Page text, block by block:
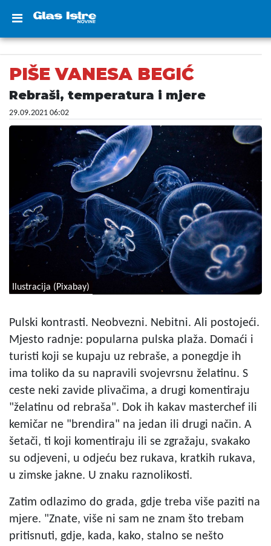
PIŠE VANESA BEGIĆ
Rebraši, temperatura i mjere
29.09.2021 06:02
Ilustracija (Pixabay)
Pulski kontrasti. Neobvezni. Nebitni. Ali postojeći.
Mjesto radnje: popularna pulska plaža. Domaći i
turisti koji se kupaju uz rebraše, a ponegdje ih
ima toliko da su napravili svojevrsnu želatinu. S
ceste neki zavide plivačima, a drugi komentiraju
"želatinu od rebraša". Dok ih kakav masterchef ili
kemičar ne "brendira" na jedan ili drugi način. A
šetači, ti koji komentiraju ili se zgražaju, svakako
su odjeveni, u odjeću bez rukava, kratkih rukava,
u zimske jakne. U znaku raznolikosti.
Zatim odlazimo do grada, gdje treba više paziti na
mjere. "Znate, više ni sam ne znam što trebam
pritisnuti, gdje, kada, kako, stalno se nešto